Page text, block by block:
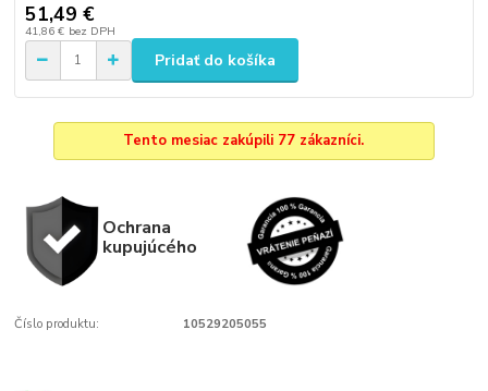
51,49 €
41,86 € bez DPH
Pridať do košíka
Tento mesiac zakúpili 77 zákazníci.
Ochrana
kupujúcého
Číslo produktu: 10529205055